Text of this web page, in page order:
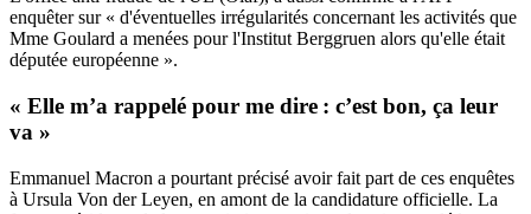
enquêter sur « d'éventuelles irrégularités concernant les activités que
Mme Goulard a menées pour l'Institut Berggruen alors qu'elle était
députée européenne ».
« Elle m’a rappelé pour me dire : c’est bon, ça leur
va »
Emmanuel Macron a pourtant précisé avoir fait part de ces enquêtes
à Ursula Von der Leyen, en amont de la candidature officielle. La